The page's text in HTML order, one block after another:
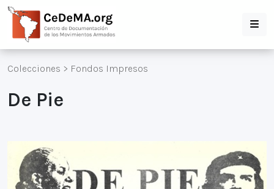
Colecciones > Fondos Impresos
De Pie